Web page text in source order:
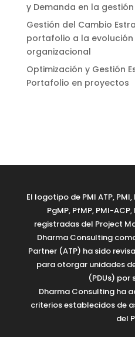
y Demanda en la
Gestión del Cambio
portafolio a la
organizacional
Optimización y Gestión
Portafolio en proyectos
El logotipo de PMI ATP, PMI,
PgMP, PfMP, PMI-
registradas del Project
Dharma Consulting
Partner (ATP) ha sido
para otorgar unidades
(PDUs) por
Dharma Consulting ha
criterios establecidos de
del